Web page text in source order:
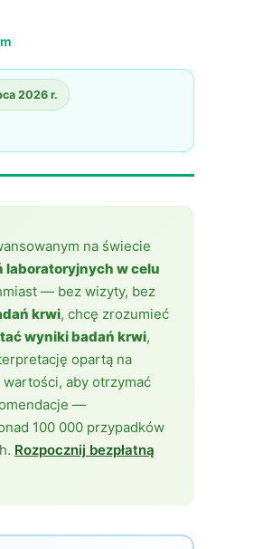
2026 r.
na świecie
laboratoryjnych w celu
— bez wizyty, bez
krwi, chcę zrozumieć
wyniki badań krwi,
opartą na
aby otrzymać
—
100 000 przypadków
Rozpocznij bezpłatną